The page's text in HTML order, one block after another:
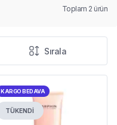
Toplam 2 ürün
Sırala
KARGO BEDAVA
TÜKENDİ